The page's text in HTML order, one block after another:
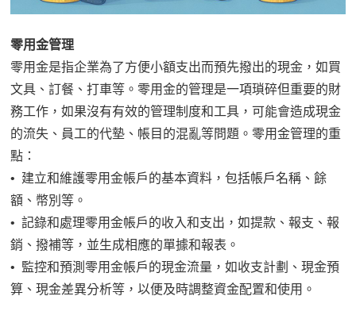
零用金管理
零用金是指企業為了方便小額支出而預先撥出的現金，如買
文具、訂餐、打車等。零用金的管理是一項瑣碎但重要的財
務工作，如果沒有有效的管理制度和工具，可能會造成現金
的流失、員工的代墊、帳目的混亂等問題。零用金管理的重
點：
• 建立和維護零用金帳戶的基本資料，包括帳戶名稱、餘
額、幣別等。
• 記錄和處理零用金帳戶的收入和支出，如提款、報支、報
銷、撥補等，並生成相應的單據和報表。
• 監控和預測零用金帳戶的現金流量，如收支計劃、現金預
算、現金差異分析等，以便及時調整資金配置和使用。